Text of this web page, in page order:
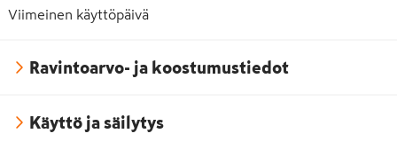
Viimeinen käyttöpäivä
Ravintoarvo- ja koostumustiedot
Käyttö ja säilytys